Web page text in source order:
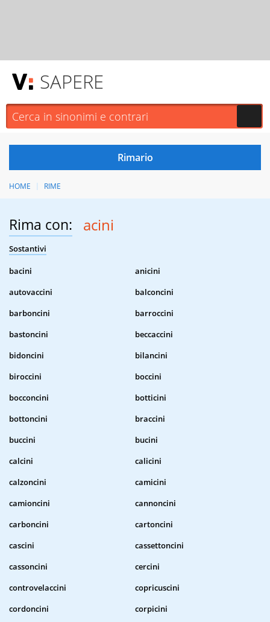
SAPERE
HOME RIME
Rima con: acini
Sostantivi
bacini
anicini
autovaccini
balconcini
barboncini
barroccini
bastoncini
beccaccini
bidoncini
bilancini
biroccini
boccini
bocconcini
botticini
bottoncini
braccini
buccini
bucini
calcini
calicini
calzoncini
camicini
camioncini
cannoncini
carboncini
cartoncini
cascini
cassettoncini
cassoncini
cercini
controvelaccini
copricuscini
cordoncini
corpicini